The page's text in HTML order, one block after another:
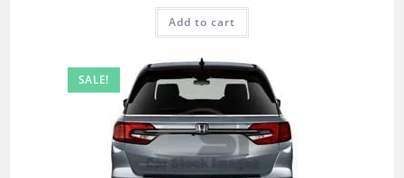
Add to cart
SALE!